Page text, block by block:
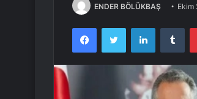
ENDER BÖLÜKBAŞ Ekim
FacebookTwitter LinkedIn